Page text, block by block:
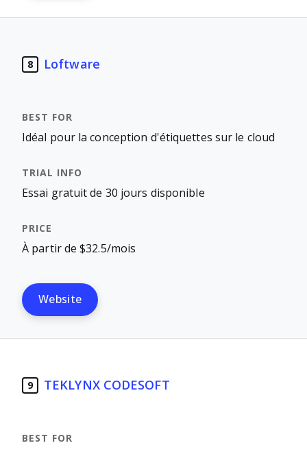
8 Loftware
Idéal pour la conception d'étiquettes sur le cloud
Essai gratuit de 30 jours disponible
À partir de $32.5/mois
Website
9 TEKLYNX CODESOFT